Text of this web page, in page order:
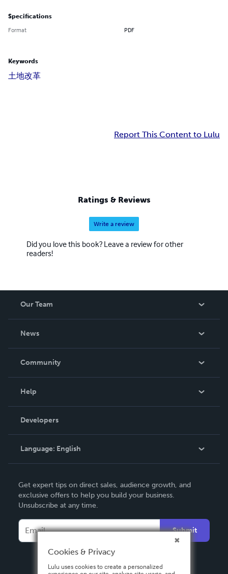
Specifications
Format PDF
Keywords
土地改革
Report This Content to Lulu
Ratings & Reviews
Write a review
Did you love this book? Leave a review for other
readers!
Our Team
News
In The News
Community
Podcast
Help
Order Lookup
Knowledge Base
Contact Support
Developers
Language: English
Deutsch
Français
Italiano
Español
Get expert tips on direct sales, audience growth, and
exclusive offers to help you build your business.
Unsubscribe at any time.
Submit
Cookies & Privacy
Lulu uses cookies to create a personalized